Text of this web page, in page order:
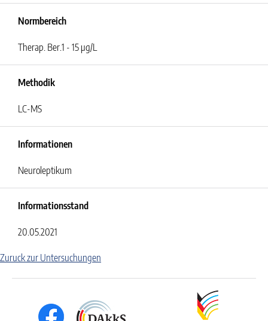
Normbereich
Therap. Ber.1 - 15 µg/L
Methodik
LC-MS
Informationen
Neuroleptikum
Informationsstand
20.05.2021
Zuruck zur Untersuchungen